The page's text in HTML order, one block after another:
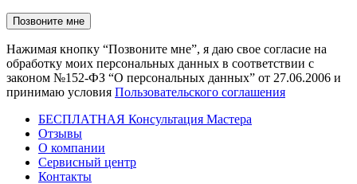
Нажимая кнопку “Позвоните мне”, я даю свое согласие на
обработку моих персональных данных в соответствии с
законом №152-ФЗ “О персональных данных” от 27.06.2006 и
принимаю условия Пользовательского соглашения
БЕСПЛАТНАЯ Консультация Мастера
Отзывы
О компании
Сервисный центр
Контакты